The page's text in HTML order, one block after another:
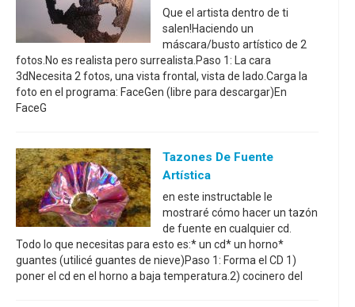
Que el artista dentro de ti
salen!Haciendo un
máscara/busto artístico de 2
fotos.No es realista pero surrealista.Paso 1: La cara
3dNecesita 2 fotos, una vista frontal, vista de lado.Carga la
foto en el programa: FaceGen (libre para descargar)En
FaceG
Tazones De Fuente
Artística
en este instructable le
mostraré cómo hacer un tazón
de fuente en cualquier cd.
Todo lo que necesitas para esto es:* un cd* un horno*
guantes (utilicé guantes de nieve)Paso 1: Forma el CD 1)
poner el cd en el horno a baja temperatura.2) cocinero del